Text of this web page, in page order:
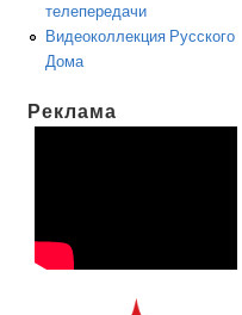
телепередачи
Видеоколлекция Русского
Дома
Реклама